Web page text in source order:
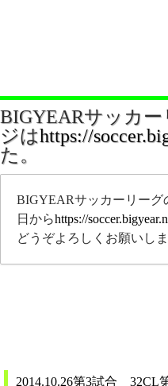
BIGYEARサッカ
ジはhttps://
た。
BIGYEARサッカーリーグ
日からhttps://
どうぞよろしくお願いしま
2014.10.26第3試合 32CL